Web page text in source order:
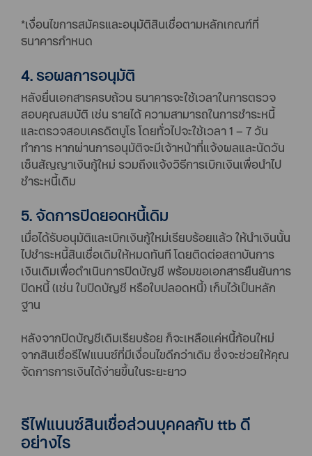
*เงื่อนไขการสมัครและอนุมัติสินเชื่อตามหลักเกณฑ์ที่
ธนาคารกําหนด
4. รอผลการอนุมัติ
หลังยื่นเอกสารครบถ้วน ธนาคารจะใช้เวลาในการตรวจ
สอบคุณสมบัติ เช่น รายได้ ความสามารถในการชำระหนี้
และตรวจสอบเครดิตบูโร โดยทั่วไปจะใช้เวลา 1 – 7 วัน
ทำการ หากผ่านการอนุมัติจะมีเจ้าหน้าที่แจ้งผลและนัดวัน
เซ็นสัญญาเงินกู้ใหม่ รวมถึงแจ้งวิธีการเบิกเงินเพื่อนำไป
ชำระหนี้เดิม
5. จัดการปิดยอดหนี้เดิม
เมื่อได้รับอนุมัติและเบิกเงินกู้ใหม่เรียบร้อยแล้ว ให้นำเงินนั้น
ไปชำระหนี้สินเชื่อเดิมให้หมดทันที โดยติดต่อสถาบันการ
เงินเดิมเพื่อดำเนินการปิดบัญชี พร้อมขอเอกสารยืนยันการ
ปิดหนี้ (เช่น ใบปิดบัญชี หรือใบปลอดหนี้) เก็บไว้เป็นหลัก
ฐาน
หลังจากปิดบัญชีเดิมเรียบร้อย ก็จะเหลือแค่หนี้ก้อนใหม่
จากสินเชื่อรีไฟแนนซ์ที่มีเงื่อนไขดีกว่าเดิม ซึ่งจะช่วยให้คุณ
จัดการการเงินได้ง่ายขึ้นในระยะยาว
รีไฟแนนซ์สินเชื่อส่วนบุคคลกับ ttb ดี
อย่างไร